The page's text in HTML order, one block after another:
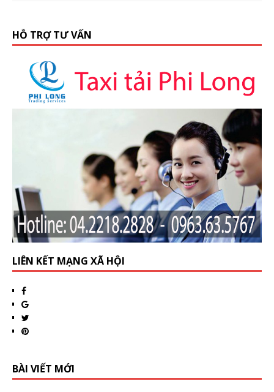
HỖ TRỢ TƯ VẤN
LIÊN KẾT MẠNG XÃ HỘI
BÀI VIẾT MỚI